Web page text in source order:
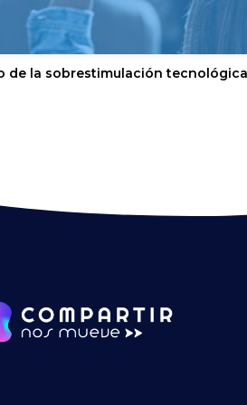
de la sobrestimulación tecnológica